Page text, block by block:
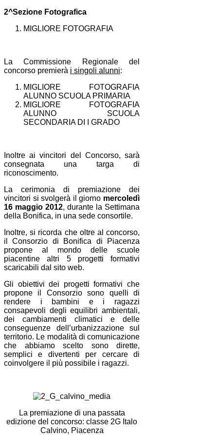
2^Sezione Fotografica
MIGLIORE FOTOGRAFIA
La Commissione Regionale del
concorso premierà i singoli alunni:
MIGLIORE FOTOGRAFIA
ALUNNO SCUOLA PRIMARIA
MIGLIORE FOTOGRAFIA
ALUNNO SCUOLA
SECONDARIA DI I GRADO
Inoltre ai vincitori del Concorso, sarà
consegnata una targa di
riconoscimento.
La cerimonia di premiazione dei
vincitori si svolgerà il giorno mercoledì
16 maggio 2012, durante la Settimana
della Bonifica, in una sede consortile.
Inoltre, si ricorda che oltre al concorso,
il Consorzio di Bonifica di Piacenza
propone al mondo delle scuole
piacentine altri 5 progetti formativi
scaricabili dal sito web.
Gli obiettivi dei progetti formativi che
propone il Consorzio sono quelli di
rendere i bambini e i ragazzi
consapevoli degli equilibri ambientali,
dei cambiamenti climatici e delle
conseguenze dell’urbanizzazione sul
territorio. Le modalità di comunicazione
che abbiamo scelto sono dirette,
semplici e divertenti per cercare di
coinvolgere il più possibile i ragazzi.
La premiazione di una passata
edizione del concorso: classe 2G Italo
Calvino, Piacenza